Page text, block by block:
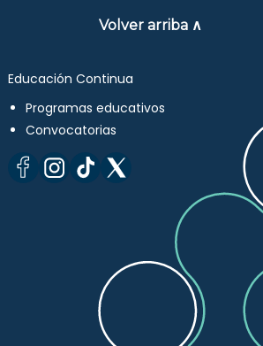
Volver arriba ∧
Educación Continua
Programas educativos
Convocatorias